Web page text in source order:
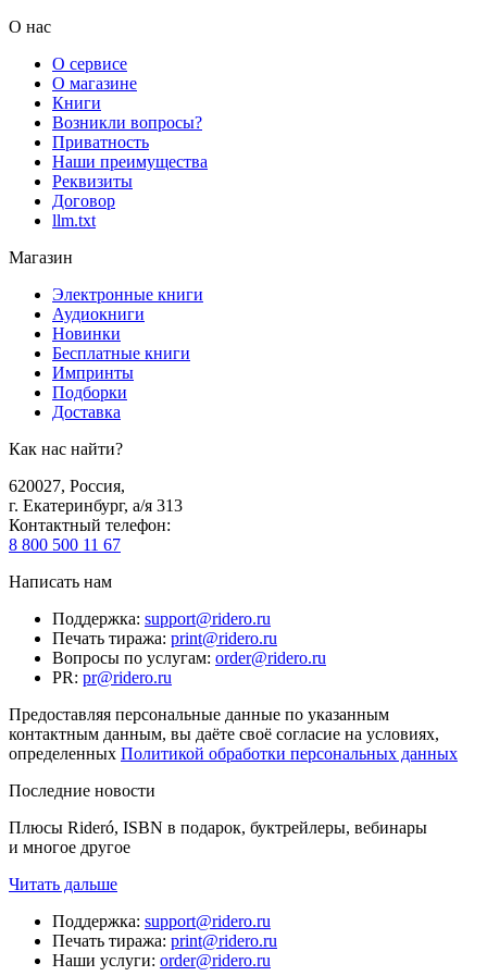
О нас
О сервисе
О магазине
Книги
Возникли вопросы?
Приватность
Наши преимущества
Реквизиты
Договор
llm.txt
Магазин
Электронные книги
Аудиокниги
Новинки
Бесплатные книги
Импринты
Подборки
Доставка
Как нас найти?
620027, Россия,
г. Екатеринбург, а/я 313
Контактный телефон:
8 800 500 11 67
Написать нам
Поддержка: support@ridero.ru
Печать тиража: print@ridero.ru
Вопросы по услугам: order@ridero.ru
PR: pr@ridero.ru
Предоставляя персональные данные по указанным
контактным данным, вы даёте своё согласие на условиях,
определенных Политикой обработки персональных данных
Последние новости
Плюсы Rideró, ISBN в подарок, буктрейлеры, вебинары
и многое другое
Читать дальше
Поддержка: support@ridero.ru
Печать тиража: print@ridero.ru
Наши услуги: order@ridero.ru